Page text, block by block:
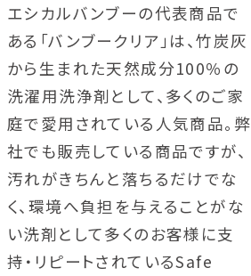
エシカルバンブーの代表商品で
ある「バンブークリア」は、竹炭灰
から生まれた天然成分100％の
洗濯用洗浄剤として、多くのご家
庭で愛用されている人気商品。弊
社でも販売している商品ですが、
汚れがきちんと落ちるだけでな
く、環境へ負担を与えることがな
い洗剤として多くのお客様に支
持・リピートされているSafe